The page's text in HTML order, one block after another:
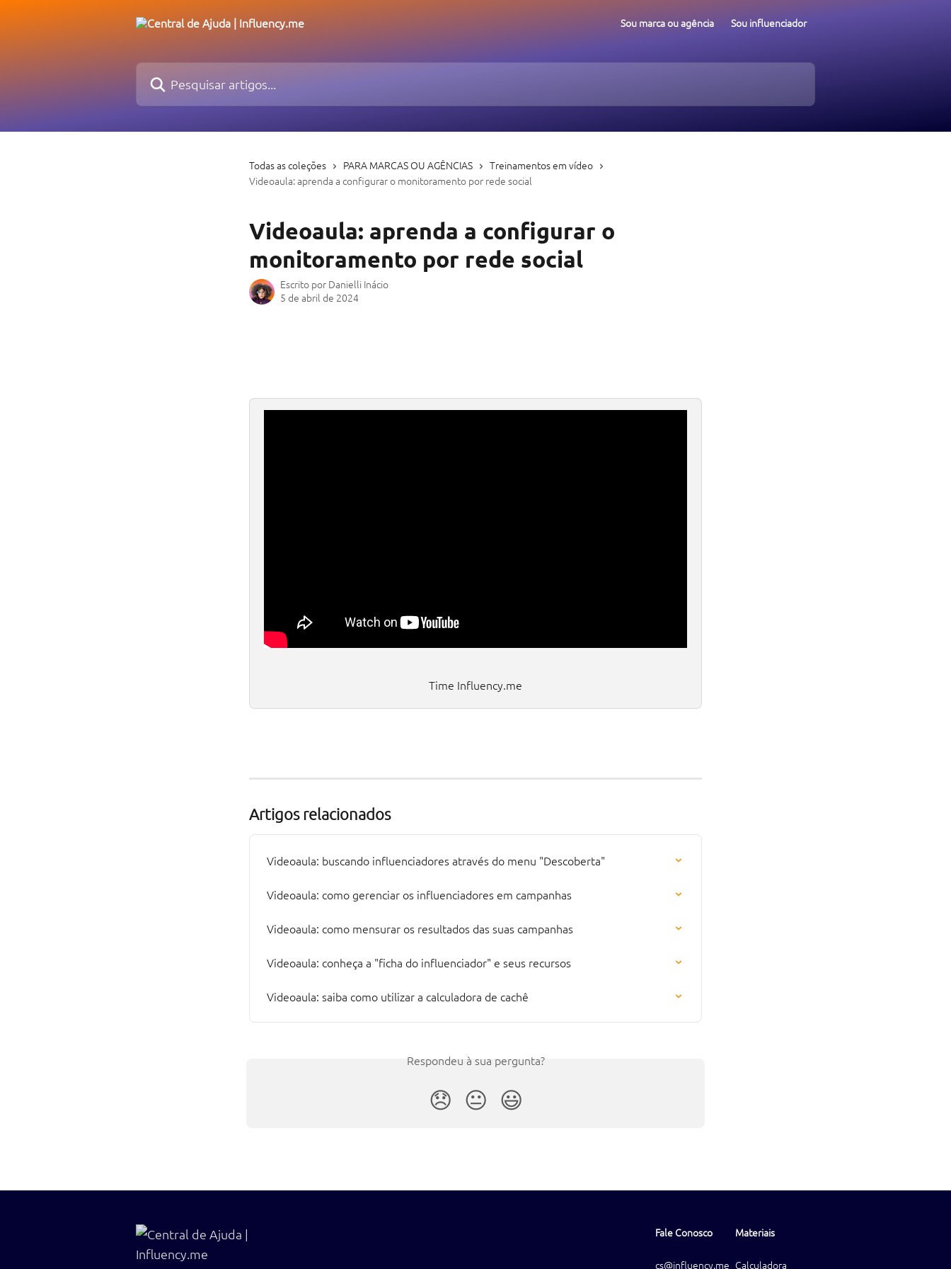
Sou marca ou agência Sou influenciador
Pesquisar artigos...
Todas as coleções PARA MARCAS OU AGÊNCIAS
Treinamentos em vídeo
Videoaula: aprenda a configurar o monitoramento por rede social
Videoaula: aprenda a configurar o
monitoramento por rede social
Escrito por Danielli Inácio
5 de abril de 2024
Time Influency.me
Artigos relacionados
Videoaula: buscando influenciadores através do menu "Descoberta"
Videoaula: como gerenciar os influenciadores em campanhas
Videoaula: como mensurar os resultados das suas campanhas
Videoaula: conheça a "ficha do influenciador" e seus recursos
Videoaula: saiba como utilizar a calculadora de cachê
Respondeu à sua pergunta?
😞 😐 😃
Fale Conosco
cs@influency.me
Materiais
Calculadora